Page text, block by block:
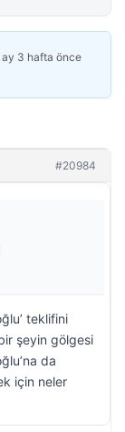
ay 3 hafta önce
#20984
teklifini
şeyin gölgesi
da
için neler